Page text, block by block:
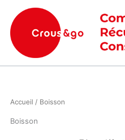
contenu
Accueil / Boisson
Boisson